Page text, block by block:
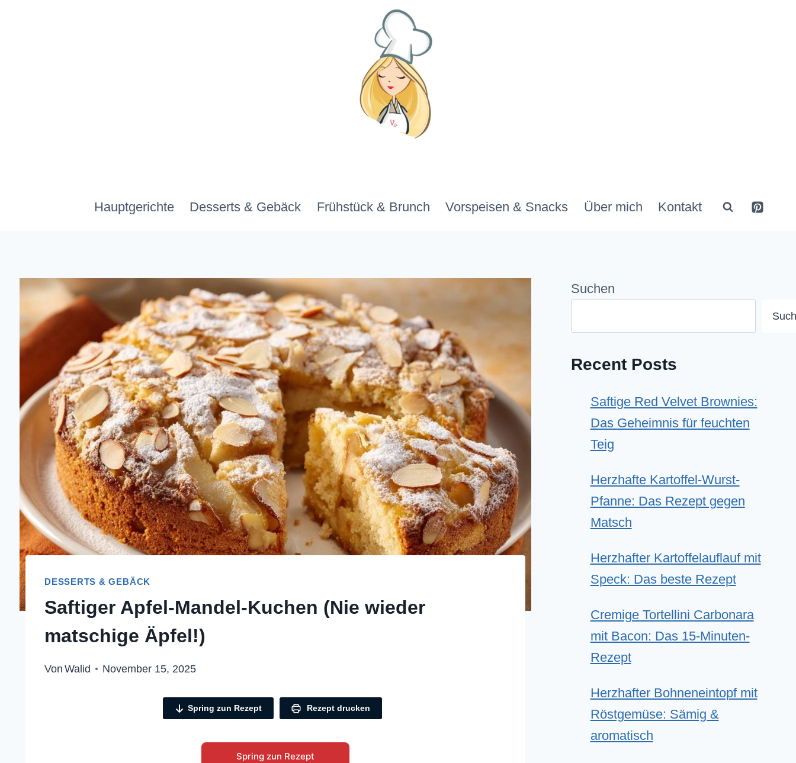
Hauptgerichte Desserts & Gebäck Frühstück & Brunch Vorspeisen & Snacks Über mich Kontakt
DESSERTS & GEBÄCK
Saftiger Apfel-Mandel-Kuchen (Nie wieder
matschige Äpfel!)
Von Walid November 15, 2025
Spring zun Rezept Rezept drucken
Spring zun Rezept
Suchen
Recent Posts
Saftige Red Velvet Brownies:
Das Geheimnis für feuchten
Teig
Herzhafte Kartoffel-Wurst-
Pfanne: Das Rezept gegen
Matsch
Herzhafter Kartoffelauflauf mit
Speck: Das beste Rezept
Cremige Tortellini Carbonara
mit Bacon: Das 15-Minuten-
Rezept
Herzhafter Bohneneintopf mit
Röstgemüse: Sämig &
aromatisch